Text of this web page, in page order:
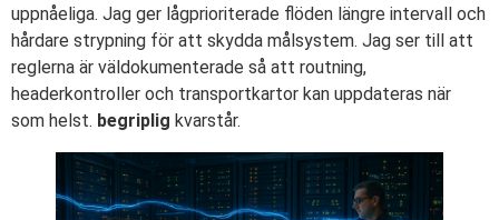
uppnåeliga. Jag ger lågprioriterade flöden längre intervall och
hårdare strypning för att skydda målsystem. Jag ser till att
reglerna är väldokumenterade så att routning,
headerkontroller och transportkartor kan uppdateras när
som helst. begriplig kvarstår.